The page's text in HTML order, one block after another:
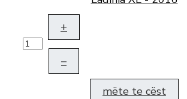
+
–
mëte te cëst